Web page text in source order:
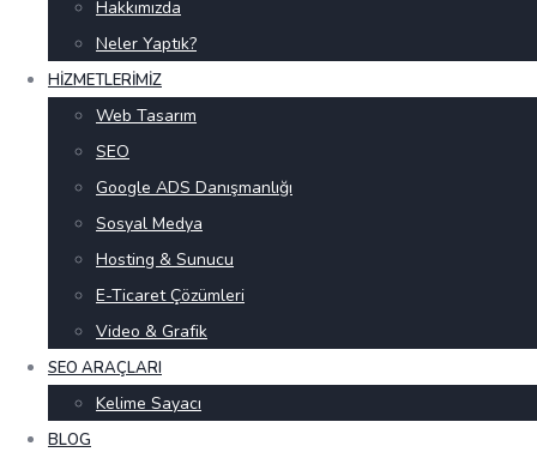
Hakkımızda
Neler Yaptık?
HIZMETLERIMIZ
Web Tasarım
SEO
Google ADS Danışmanlığı
Sosyal Medya
Hosting & Sunucu
E-Ticaret Çözümleri
Video & Grafik
SEO ARAÇLARI
Kelime Sayacı
BLOG